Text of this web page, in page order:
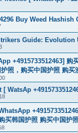
Buy Weed
Guide: Evolution
+4915733512463] 购
照，购买中国护照 购
WatsAp
买韩国护照 购买中国护